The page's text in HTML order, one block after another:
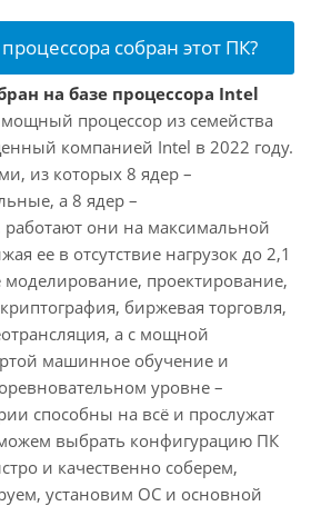
собран этот ПК?
на базе процессора Intel
мощный процессор из семейства
компанией Intel в 2022 году.
из которых 8 ядер –
а 8 ядер –
они на максимальной
ее в отсутствие нагрузок до 2,1
моделирование, проектирование,
биржевая торговля,
а с мощной
машинное обучение и
уровне –
способны на всё и прослужат
выбрать конфигурацию ПК
и качественно соберем,
установим ОС и основной